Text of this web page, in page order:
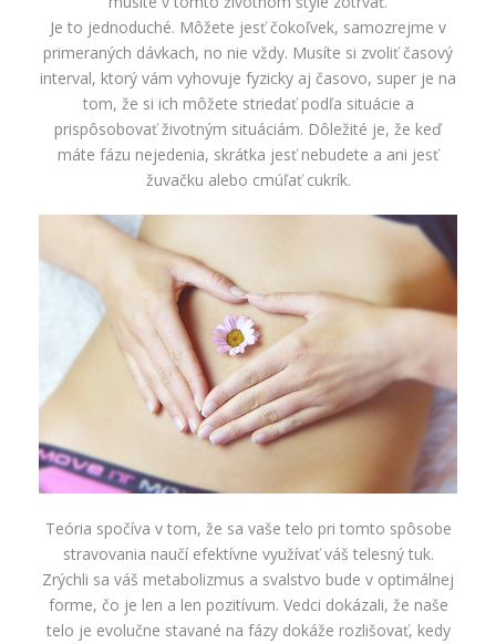
Je to jednoduché. Môžete jesť čokoľvek, samozrejme v
primeraných dávkach, no nie vždy. Musíte si zvoliť časový
interval, ktorý vám vyhovuje fyzicky aj časovo, super je na
tom, že si ich môžete striedať podľa situácie a
prispôsobovať životným situáciám. Dôležité je, že keď
máte fázu nejedenia, skrátka jesť nebudete a ani jesť
žuvačku alebo cmúľať cukrík.
Teória spočíva v tom, že sa vaše telo pri tomto spôsobe
stravovania naučí efektívne využívať váš telesný tuk.
Zrýchli sa váš metabolizmus a svalstvo bude v optimálnej
forme, čo je len a len pozitívum. Vedci dokázali, že naše
telo je evolučne stavané na fázy dokáže rozlišovať, kedy